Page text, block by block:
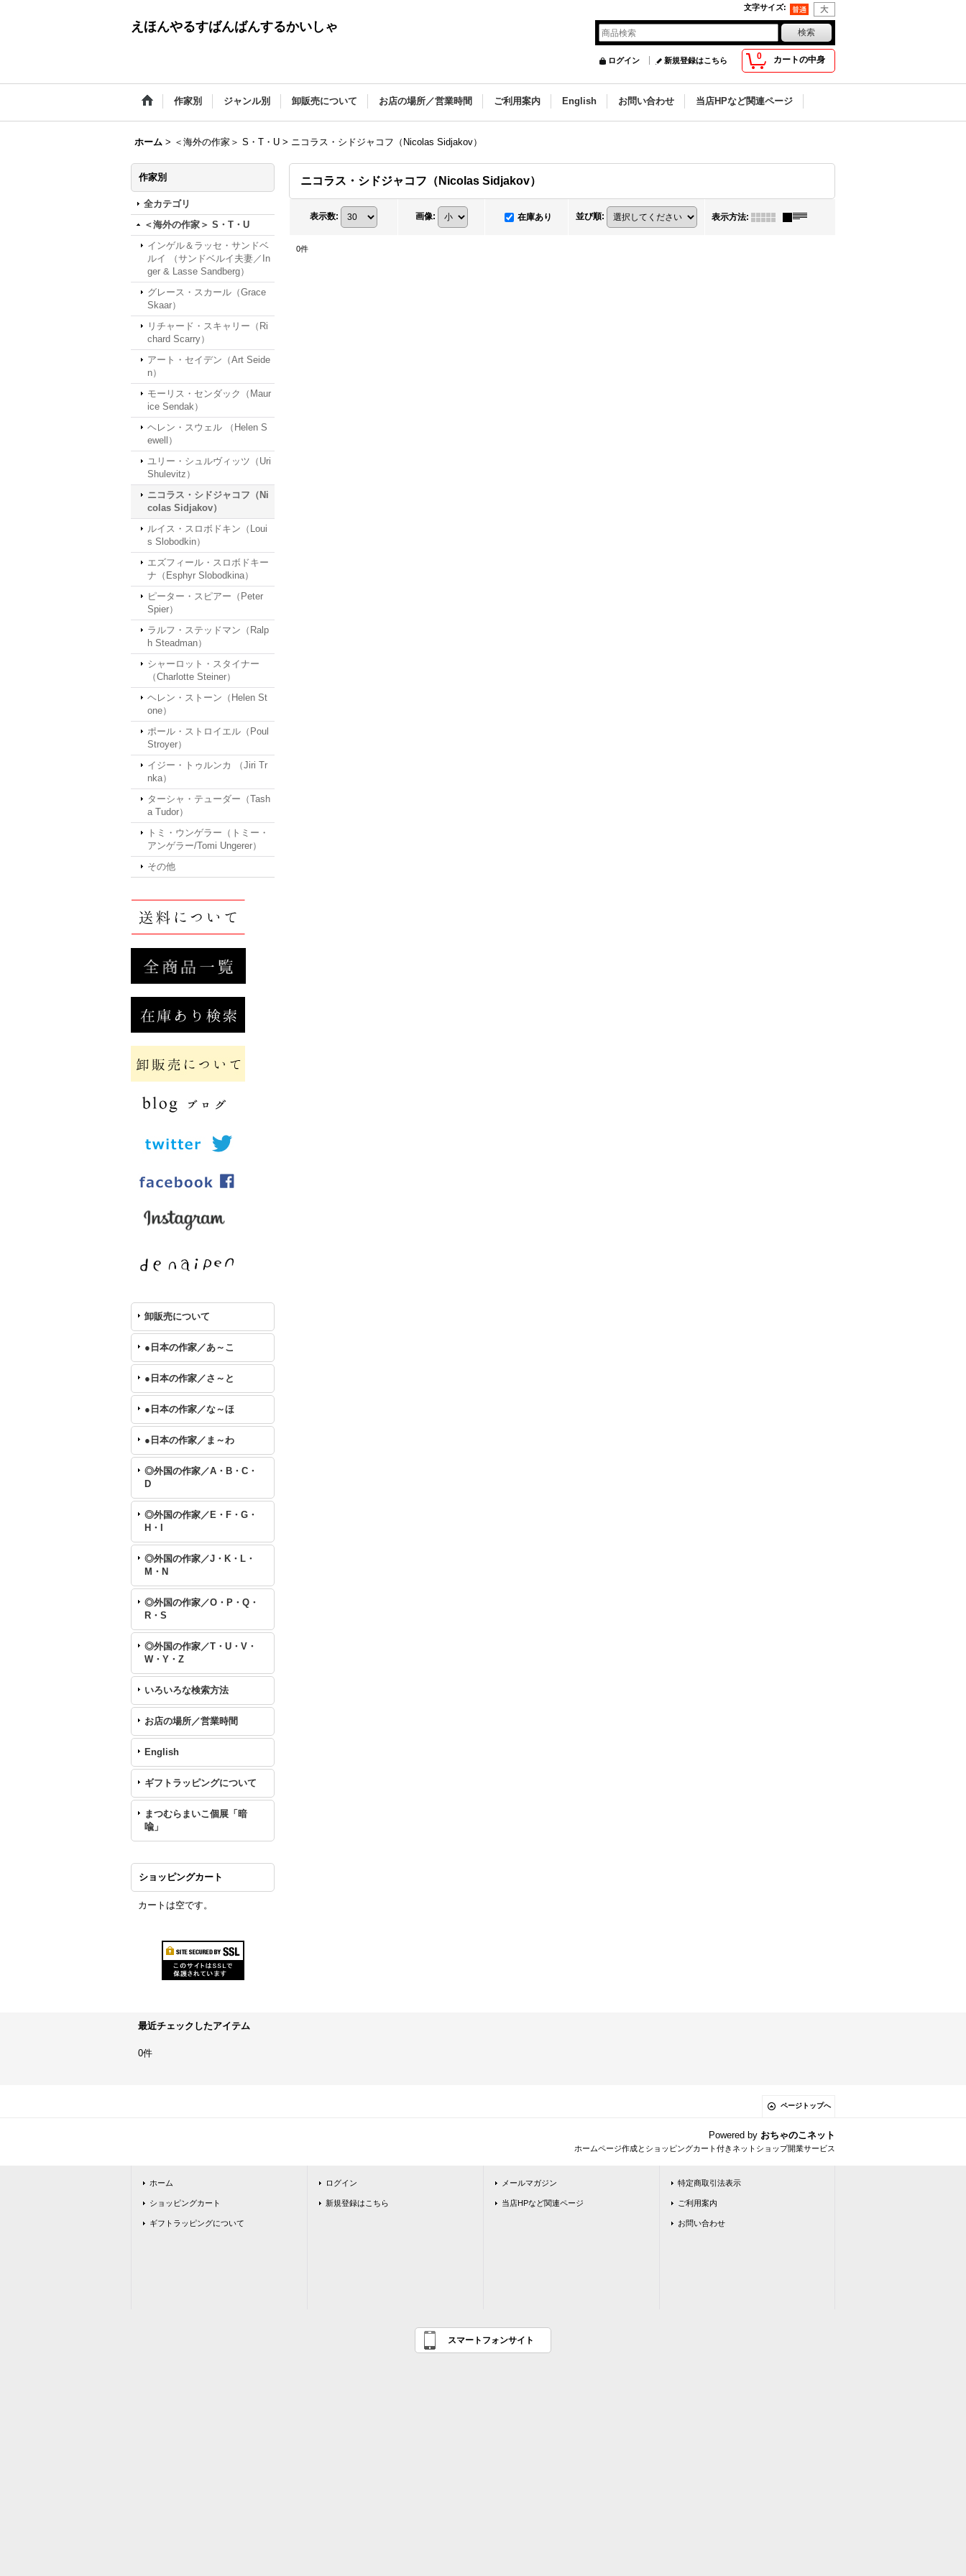
文字サイズ:
えほんやるすばんばんするかいしゃ
0 カートの中身
ログイン 新規登録はこちら
作家別 ジャンル別 卸販売について お店の場所／営業時間 ご利用案内 English お問い合わせ 当店HPなど関連ページ
ホーム > ＜海外の作家＞ S・T・U > ニコラス・シドジャコフ（Nicolas Sidjakov）
作家別
全カテゴリ
＜海外の作家＞ S・T・U
インゲル＆ラッセ・サンドベ
ルイ （サンドベルイ夫妻／In
ger & Lasse Sandberg）
グレース・スカール（Grace
Skaar）
リチャード・スキャリー（Ri
chard Scarry）
アート・セイデン（Art Seide
n）
モーリス・センダック（Maur
ice Sendak）
ヘレン・スウェル （Helen S
ewell）
ユリー・シュルヴィッツ（Uri
Shulevitz）
ニコラス・シドジャコフ（Ni
colas Sidjakov）
ルイス・スロボドキン（Loui
s Slobodkin）
エズフィール・スロボドキー
ナ（Esphyr Slobodkina）
ピーター・スピアー（Peter
Spier）
ラルフ・ステッドマン（Ralp
h Steadman）
シャーロット・スタイナー
（Charlotte Steiner）
ヘレン・ストーン（Helen St
one）
ポール・ストロイエル（Poul
Stroyer）
イジー・トゥルンカ （Jiri Tr
nka）
ターシャ・テューダー（Tash
a Tudor）
トミ・ウンゲラー（トミー・
アンゲラー/Tomi Ungerer）
その他
卸販売について
●日本の作家／あ～こ
●日本の作家／さ～と
●日本の作家／な～ほ
●日本の作家／ま～わ
◎外国の作家／A・B・C・
D
◎外国の作家／E・F・G・
H・I
◎外国の作家／J・K・L・
M・N
◎外国の作家／O・P・Q・
R・S
◎外国の作家／T・U・V・
W・Y・Z
いろいろな検索方法
お店の場所／営業時間
English
ギフトラッピングについて
まつむらまいこ個展「暗
喩」
ショッピングカート
カートは空です。
ニコラス・シドジャコフ（Nicolas Sidjakov）
表示数: 画像: 在庫あり 並び順: 表示方法:
0件
最近チェックしたアイテム
0件
ページトップへ
Powered by おちゃのこネット
ホームページ作成とショッピングカート付きネットショップ開業サービス
ホーム
ショッピングカート
ギフトラッピングについて
ログイン
新規登録はこちら
メールマガジン
当店HPなど関連ページ
特定商取引法表示
ご利用案内
お問い合わせ
スマートフォンサイト